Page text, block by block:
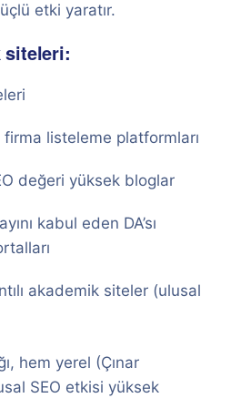
etki yaratır.
siteleri:
firma listeleme platformları
değeri yüksek bloglar
kabul eden DA’sı
akademik siteler (ulusal
hem yerel (Çınar
SEO etkisi yüksek